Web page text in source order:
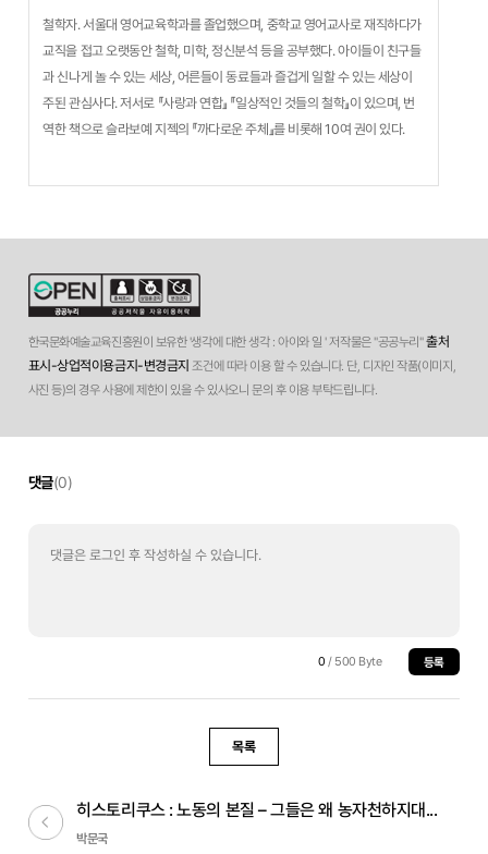
철학자. 서울대 영어교육학과를 졸업했으며, 중학교 영어교사로 재직하다가
교직을 접고 오랫동안 철학, 미학, 정신분석 등을 공부했다. 아이들이 친구들
과 신나게 놀 수 있는 세상, 어른들이 동료들과 즐겁게 일할 수 있는 세상이
주된 관심사다. 저서로 『사랑과 연합』 『일상적인 것들의 철학』이 있으며, 번
역한 책으로 슬라보예 지젝의 『까다로운 주체』를 비롯해 10여 권이 있다.
한국문화예술교육진흥원이 보유한 '생각에 대한 생각 : 아이와 일 ' 저작물은 "공공누리"출처
표시-상업적이용금지-변경금지 조건에 따라 이용 할 수 있습니다. 단, 디자인 작품(이미지,
사진 등)의 경우 사용에 제한이 있을 수 있사오니 문의 후 이용 부탁드립니다.
댓글(0)
0 / 500 Byte 등록
목록
이전글
히스토리쿠스 : 노동의 본질 – 그들은 왜 농자천하지대...
박문국